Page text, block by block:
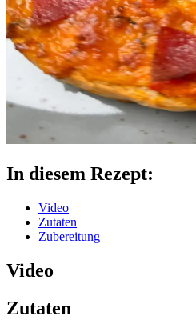
In diesem Rezept:
Video
Zutaten
Zubereitung
Video
Zutaten